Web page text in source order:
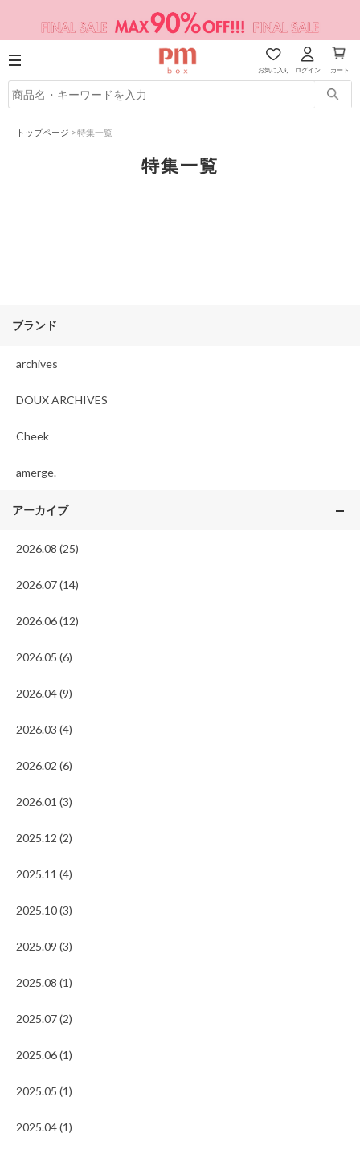
お気に入り ログイン カート
トップページ >特集一覧
特集一覧
ブランド
archives
DOUX ARCHIVES
Cheek
amerge.
アーカイブ
2026.08 (25)
2026.07 (14)
2026.06 (12)
2026.05 (6)
2026.04 (9)
2026.03 (4)
2026.02 (6)
2026.01 (3)
2025.12 (2)
2025.11 (4)
2025.10 (3)
2025.09 (3)
2025.08 (1)
2025.07 (2)
2025.06 (1)
2025.05 (1)
2025.04 (1)